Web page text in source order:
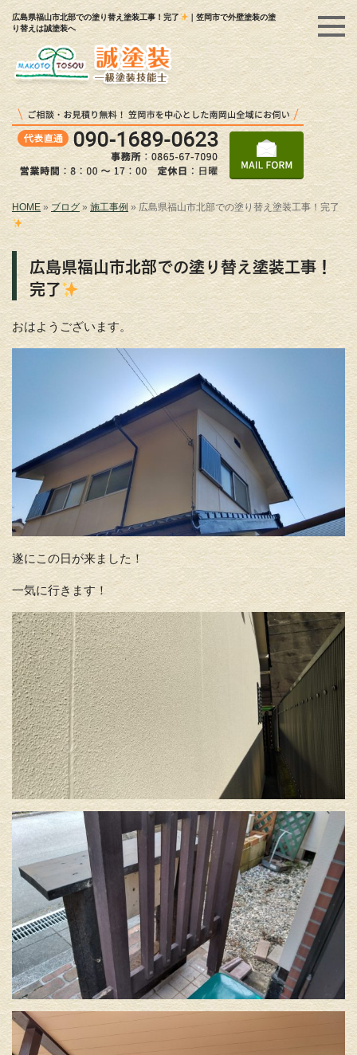
広島県福山市北部での塗り替え塗装工事！完了
｜笠岡市で外壁塗装の塗
り替えは誠塗装へ
HOME » ブログ» 施工事例 »広島県福山市北部での塗り替え塗装工事！完了
広島県福山市北部での塗り替え塗装工事！
完了
おはようございます。
遂にこの日が来ました！
一気に行きます！